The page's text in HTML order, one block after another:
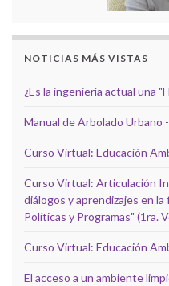
NOTICIAS MÁS VISTAS
¿Es la ingeniería actual una
Manual de Arbolado Urbano
Curso Virtual: Educación
Curso Virtual: Articulación
diálogos y aprendizajes en
Políticas y Programas" (1ra.
Curso Virtual: Educación
El acceso a un ambiente